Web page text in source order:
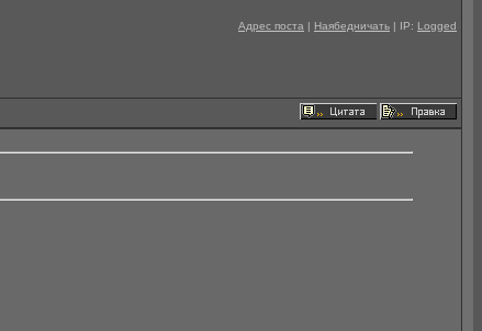
Адрес поста | Наябедничать | IP: Logged